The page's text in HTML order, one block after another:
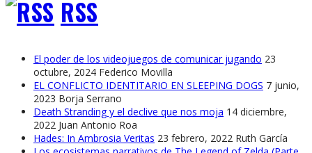
RSS
El poder de los videojuegos de comunicar jugando 23
octubre, 2024 Federico Movilla
EL CONFLICTO IDENTITARIO EN SLEEPING DOGS 7 junio,
2023 Borja Serrano
Death Stranding y el declive que nos moja 14 diciembre,
2022 Juan Antonio Roa
Hades: In Ambrosia Veritas 23 febrero, 2022 Ruth García